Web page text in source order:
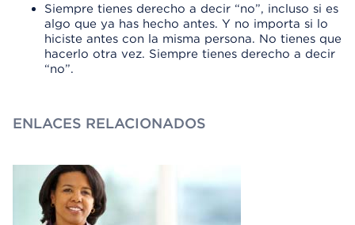
Siempre tienes derecho a decir “no”, incluso si es
algo que ya has hecho antes. Y no importa si lo
hiciste antes con la misma persona. No tienes que
hacerlo otra vez. Siempre tienes derecho a decir
“no”.
ENLACES RELACIONADOS